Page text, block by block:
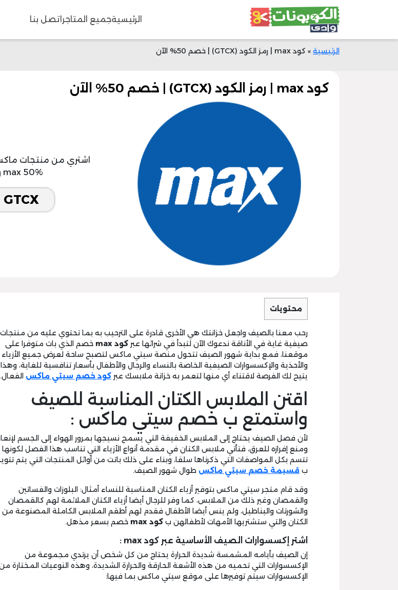
الرئيسيةجميع المتاجر اتصل بنا
الرئيسية » كود max | رمز الكود (GTCX) | خصم 50% الآن
كود max | رمز الكود (GTCX) | خصم 50% الآن
اشتري من منتجات
max 50% واستمتع بخصومات موسم الصيف الثرية.
محتويات
رحب معنا بالصيف واجعل خزانتك هي الأخرى قادرة على الترحيب به بما تحتوي عليه من منتجات
صيفية غاية في الأناقة ندعوك الآن لتبدأ في شرائها عبر كود max
خصم الذي بات متوفرا على
موقعنا، فمع بداية شهور الصيف تتحول منصة سيتي ماكس لتصبح ساحة لعرض جميع الأزياء
والأحذية والإكسسوارات الصيفية الخاصة بالنساء والرجال والأطفال بأسعار تنافسية للغاية،
يتيح لك الفرصة لاقتناء أي منها لتعمر به خزانة ملابسك عبر كود خصم سيتي ماكس الفعال.
اقتن الملابس الكتان المناسبة للصيف
واستمتع ب خصم سيتي ماكس :
لأن فصل الصيف يحتاج إلى الملابس الخفيفة التي يسمح نسيجها بمرور الهواء إلى الجسم
ومنع إفرازه للعرق، فتأتي ملابس الكتان في مقدمة أنواع الأزياء التي تناسب هذا الفصل لكونها
تتسم بكل المواصفات التي ذكرناها سلفا، وبناء على ذلك باتت من أوائل المنتجات التي يتم
ب قسيمة خصم سيتي ماكس طوال شهور الصيف.
وقد قام متجر سيتي ماكس بتوفير أزياء الكتان المناسبة للنساء أمثال: البلوزات والفساتين
والقمصان وغير ذلك من الملابس، كما وفر للرجال أيضا أزياء الكتان الملائمة لهم كالقمصان
والشورتات والبناطيل، ولم ينس أيضا الأطفال فقدم لهم أطقم الملابس الكاملة المصنوعة من
الكتان والتي ستشتريها الأمهات لأطفالهن ب كود max خصم بسعر مذهل.
اشتر إكسسوارات الصيف الأساسية عبر كود max :
إن الصيف بأيامه المشمسة شديدة الحرارة يحتاج من كل شخص أن يرتدي مجموعة من
الإكسسوارات التي تحميه من هذه الأشعة الحارقة والحرارة الشديدة، وهذه النوعيات المختارة
الإكسسوارات سيتم توفيرها على موقع سيتي ماكس بما فيها: